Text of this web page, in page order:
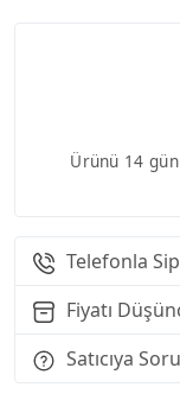
Ürünü 14
Telefonla
Fiyatı
Satıcıya